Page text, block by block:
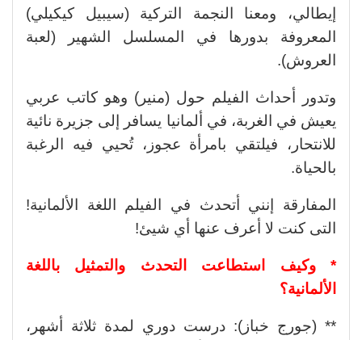
إيطالي، ومعنا النجمة التركية (سيبيل كيكيلي)
المعروفة بدورها في المسلسل الشهير (لعبة
العروش).
وتدور أحداث الفيلم حول (منير) وهو كاتب عربي
يعيش في الغربة، في ألمانيا يسافر إلى جزيرة نائية
للانتحار، فيلتقي بامرأة عجوز، تُحيي فيه الرغبة
بالحياة.
المفارقة إنني أتحدث في الفيلم اللغة الألمانية!
التى كنت لا أعرف عنها أي شيئ!
* وكيف استطاعت التحدث والتمثيل باللغة
الألمانية؟
** (جورج خباز): درست دوري لمدة ثلاثة أشهر،